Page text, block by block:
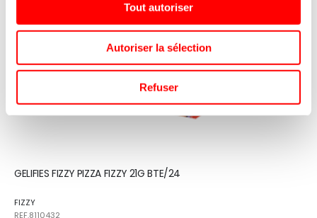
Tout autoriser
Autoriser la sélection
Refuser
GELIFIES FIZZY PIZZA FIZZY 21G BTE/24
FIZZY
REF.8110432